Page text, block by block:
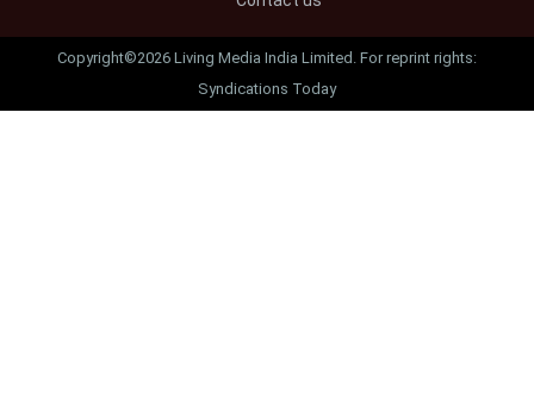
Copyright©2026 Living Media India Limited. For reprint rights:
Syndications Today